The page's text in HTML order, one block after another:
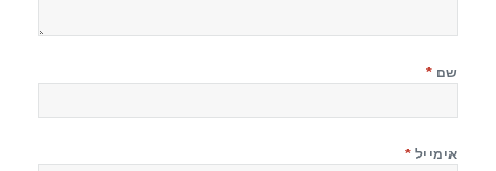
שם *
אימייל *